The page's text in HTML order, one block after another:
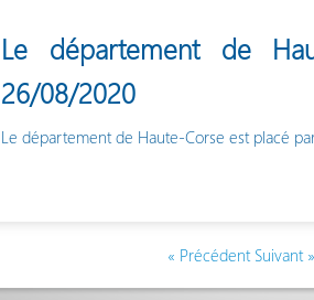
Le département de
26/08/2020
Le département de Haute-Corse est placé
« Précédent Suivant »